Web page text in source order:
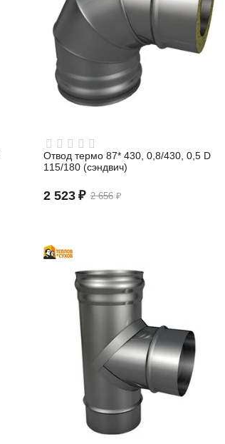
Отвод термо 87* 430, 0,8/430, 0,5 D
115/180 (сэндвич)
2 656 ₽
2 523 ₽